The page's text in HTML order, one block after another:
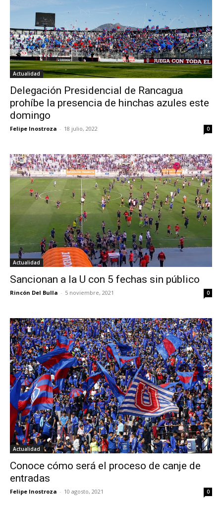
Actualidad
Delegación Presidencial de Rancagua
prohíbe la presencia de hinchas azules este
domingo
Felipe Inostroza - 18 julio, 2022 0
Actualidad
Sancionan a la U con 5 fechas sin público
Rincón Del Bulla - 5 noviembre, 2021 0
Actualidad
Conoce cómo será el proceso de canje de
entradas
Felipe Inostroza - 10 agosto, 2021 0